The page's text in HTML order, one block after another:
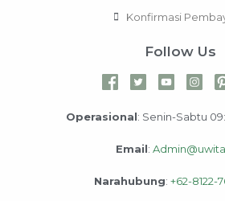
Konfirmasi
Follow Us
Operasional: Senin-Sabtu
Email:
Narahubung: +62-8122-